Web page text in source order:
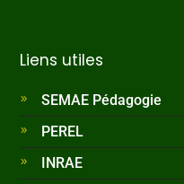
Liens utiles
SEMAE Pédagogie
PEREL
INRAE